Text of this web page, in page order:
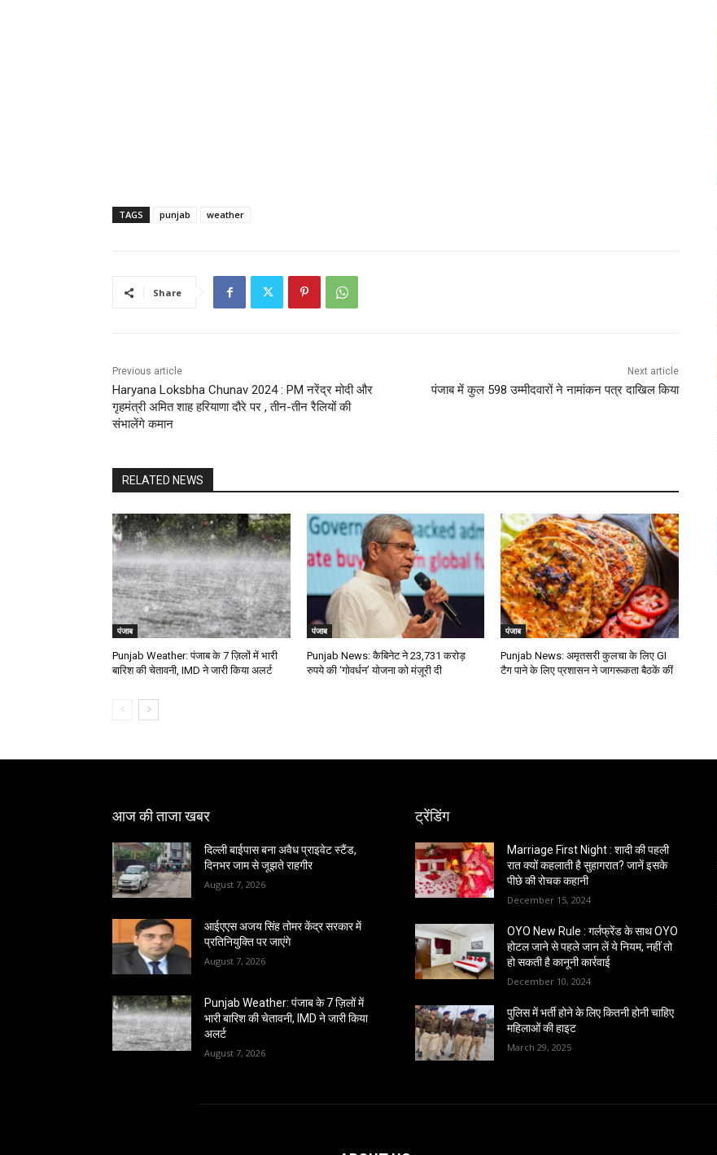
TAGS punjab weather
Share
Previous article
Haryana Loksbha Chunav 2024 : PM नरेंद्र मोदी और
गृहमंत्री अमित शाह हरियाणा दौरे पर , तीन-तीन रैलियों की
संभालेंगे कमान
Next article
पंजाब में कुल 598 उम्मीदवारों ने नामांकन पत्र दाखिल किया
RELATED NEWS
पंजाब
Punjab Weather: पंजाब के 7 ज़िलों में भारी
बारिश की चेतावनी, IMD ने जारी किया अलर्ट
पंजाब
Punjab News: कैबिनेट ने 23,731 करोड़
रुपये की ‘गोवर्धन’ योजना को मंज़ूरी दी
पंजाब
Punjab News: अमृतसरी कुलचा के लिए GI
टैग पाने के लिए प्रशासन ने जागरूकता बैठकें कीं
आज की ताजा खबर
दिल्ली बाईपास बना अवैध प्राइवेट स्टैंड,
दिनभर जाम से जूझते राहगीर
August 7, 2026
आईएएस अजय सिंह तोमर केंद्र सरकार में
प्रतिनियुक्ति पर जाएंगे
August 7, 2026
Punjab Weather: पंजाब के 7 ज़िलों में
भारी बारिश की चेतावनी, IMD ने जारी किया
अलर्ट
August 7, 2026
ट्रेंडिंग
Marriage First Night : शादी की पहली
रात क्यों कहलाती है सुहागरात? जानें इसके
पीछे की रोचक कहानी
December 15, 2024
OYO New Rule : गर्लफ्रेंड के साथ OYO
होटल जाने से पहले जान लें ये नियम, नहीं तो
हो सकती है कानूनी कार्रवाई
December 10, 2024
पुलिस में भर्ती होने के लिए कितनी होनी चाहिए
महिलाओं की हाइट
March 29, 2025